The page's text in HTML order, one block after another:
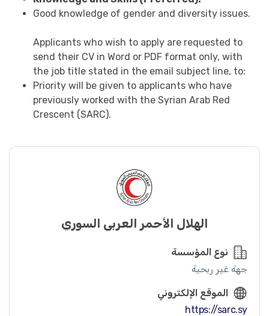
Good knowledge of gender and diversity issues.
Applicants who wish to apply are requested to
send their CV in Word or PDF format only, with
the job title stated in the email subject line, to:
Priority will be given to applicants who have
previously worked with the Syrian Arab Red
Crescent (SARC).
الهلال الأحمر العربي السوري
نوع المؤسسة
جهة غير ربحية
الموقع الإلكتروني
https://sarc.sy